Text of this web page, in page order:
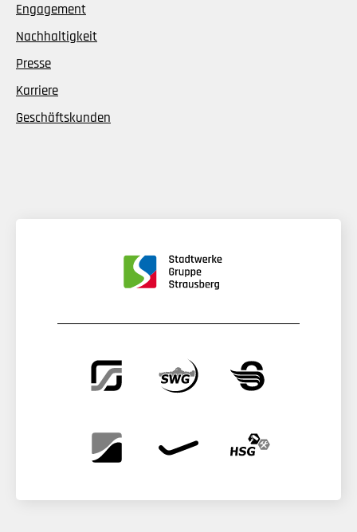
Engagement
Nachhaltigkeit
Presse
Karriere
Geschäftskunden